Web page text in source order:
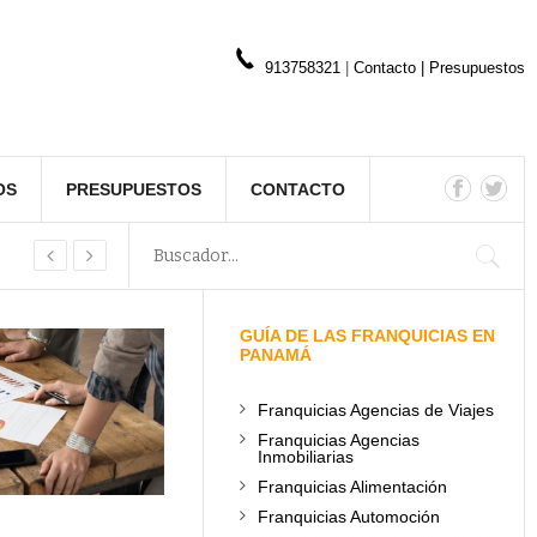
913758321 Contacto Presupuestos
PRESUPUESTOS CONTACTO
GUÍA DE LAS FRANQUICIAS EN
PANAMÁ
Franquicias Agencias de Viajes
Franquicias Agencias
Inmobiliarias
Franquicias Alimentación
Franquicias Automoción